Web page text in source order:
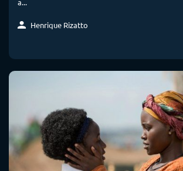
a...
Henrique Rizatto